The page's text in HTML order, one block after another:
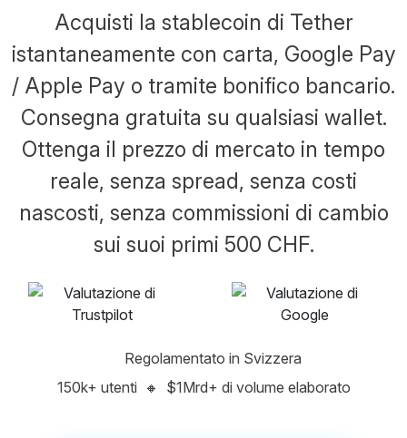
Acquisti la stablecoin di Tether
istantaneamente con carta, Google Pay
/ Apple Pay o tramite bonifico bancario.
Consegna gratuita su qualsiasi wallet.
Ottenga il prezzo di mercato in tempo
reale, senza spread, senza costi
nascosti, senza commissioni di cambio
sui suoi primi 500 CHF.
Regolamentato in Svizzera
150k+ utenti 🔸 $1Mrd+ di volume elaborato